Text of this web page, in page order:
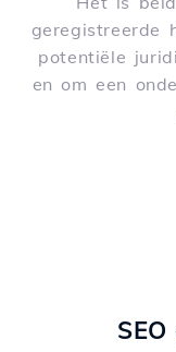
geregistreerde
potentiële
en om een